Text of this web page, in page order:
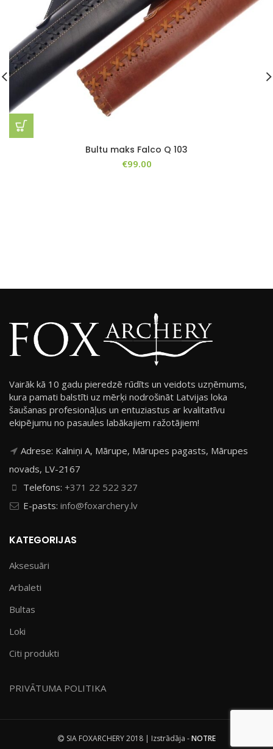
Bultu maks Falco Q 103
€99.00
Vairāk kā 10 gadu pieredzē rūdīts un veidots uzņēmums,
kura pamati balstīti uz mērķi nodrošināt Latvijas loka
šaušanas profesionāļus un entuziastus ar kvalitatīvu
ekipējumu no pasaules labākajiem ražotājiem!
Adrese: Kalniņi A, Mārupe, Mārupes pagasts, Mārupes
novads, LV-2167
Telefons: +371 22 522 327
E-pasts: info@foxarchery.lv
KATEGORIJAS
Aksesuāri
Arbaleti
Bultas
Loki
Citi produkti
PRIVĀTUMA POLITIKA
SIA FOXARCHERY 2018 | Izstrādāja -NOTRE